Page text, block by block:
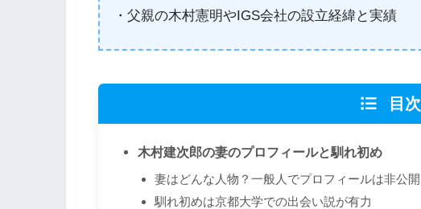
・父親の木村憲明やIGS会社の設立経緯と実績
目次
木村建次郎の妻のプロフィールと馴れ初め
妻はどんな人物？一般人でプロフィールは非公開
馴れ初めは京都大学での出会い説が有力